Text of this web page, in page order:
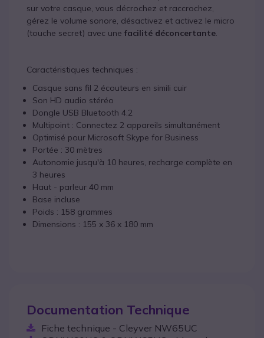
sur votre casque, vous décrochez et raccrochez,
gérez le volume sonore, désactivez et activez le micro
(touche secret) avec une facilité déconcertante.
Caractéristiques techniques :
Casque sans fil 2 écouteurs en simili cuir
Son HD audio stéréo
Dongle USB Bluetooth 4.2
Multipoint : Connectez 2 appareils simultanément
Optimisé pour Microsoft Skype for Business
Portée : 30 mètres
Autonomie jusqu'à 10 heures, recharge complète en
3 heures
Haut - parleur 40 mm
Base incluse
Poids : 158 grammes
Dimensions : 155 x 36 x 180 mm
Documentation Technique
Fiche technique - Cleyver NW65UC